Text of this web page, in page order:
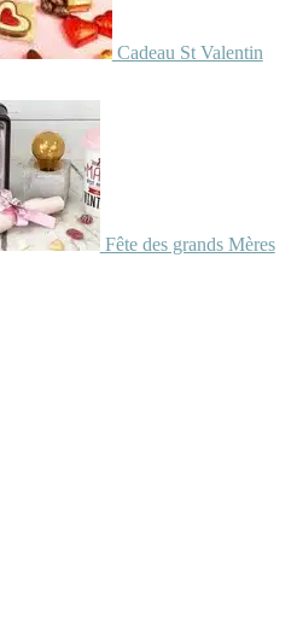
Cadeau St Valentin
Fête des grands Mères